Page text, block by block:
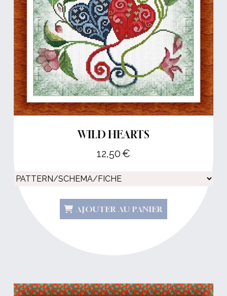
WILD HEARTS
12,50€
AJOUTER AU PANIER